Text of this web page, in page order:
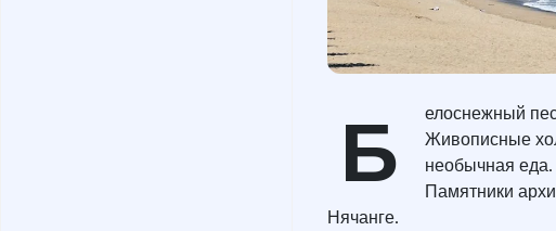
Б
елоснежный
Живописные
необычная
Памятники
Нячанге.